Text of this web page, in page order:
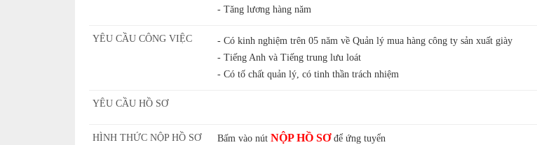
- Tăng lương hàng năm
YÊU CẦU CÔNG VIỆC
- Có kinh nghiệm trên 05 năm về Quản lý mua hàng công ty sản xuất giày
- Tiếng Anh và Tiếng trung lưu loát
- Có tố chất quản lý, có tinh thần trách nhiệm
YÊU CẦU HỒ SƠ
HÌNH THỨC NỘP HỒ SƠ Bấm vào nút NỘP HỒ SƠđể ứng tuyển